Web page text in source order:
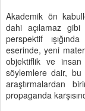
Akademik ön
dahi açılamaz
perspektif
eserinde, yeni
objektiflik ve
söylemlere dair, bu
araştırmalardan
propaganda